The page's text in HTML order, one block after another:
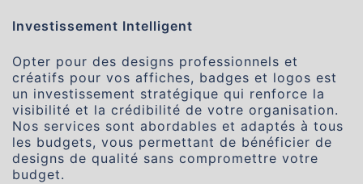
Investissement Intelligent
Opter pour des designs professionnels et
créatifs pour vos affiches, badges et logos est
un investissement stratégique qui renforce la
visibilité et la crédibilité de votre organisation.
Nos services sont abordables et adaptés à tous
les budgets, vous permettant de bénéficier de
designs de qualité sans compromettre votre
budget.